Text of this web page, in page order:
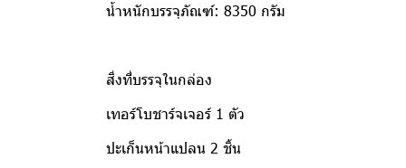
น้ำหนักบรรจุภัณฑ์: 8350 กรัม
สิ่งที่บรรจุในกล่อง
เทอร์โบชาร์จเจอร์ 1 ตัว
ปะเก็นหน้าแปลน 2 ชิ้น